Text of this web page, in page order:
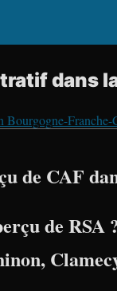
dans
Bourgogne-Franche-
de CAF
de RSA
,